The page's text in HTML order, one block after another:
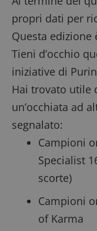
propri dati per
Questa
Tieni d’occhio
iniziative di
Hai trovato utile
un’occhiata ad
segnalato:
Campioni
Specialist
scorte)
Campioni
of Karma